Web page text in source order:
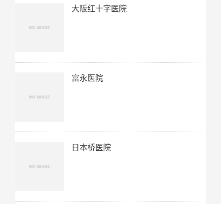
大阪红十字医院
富永医院
日本桥医院